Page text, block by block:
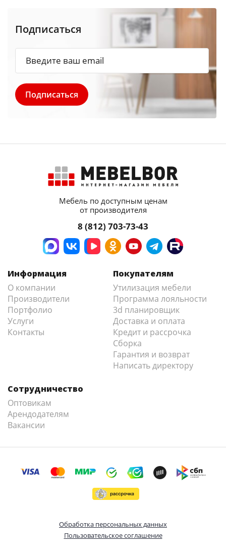
Подписаться
Мебель по доступным ценам
от производителя
8 (812) 703-73-43
Информация
О компании
Производители
Портфолио
Услуги
Контакты
Покупателям
Утилизация мебели
Программа лояльности
3d планировщик
Доставка и оплата
Кредит и рассрочка
Сборка
Гарантия и возврат
Написать директору
Сотрудничество
Оптовикам
Арендодателям
Вакансии
Обработка персональных данных
Пользовательское соглашение